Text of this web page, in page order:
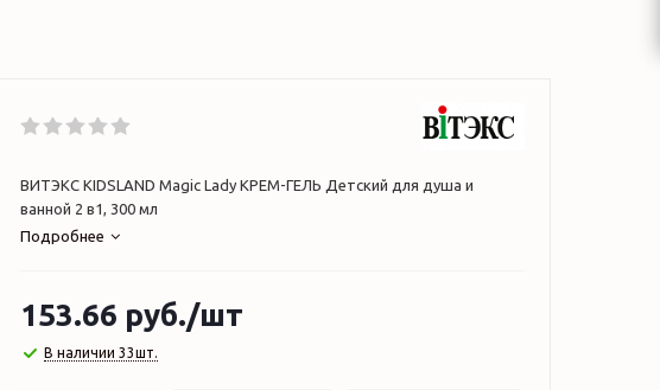
ВИТЭКС KIDSLAND Magic Lady КРЕМ-ГЕЛЬ Детский для душа и
ванной 2 в1, 300 мл
Подробнее
153.66 руб./шт
В наличии 33шт.